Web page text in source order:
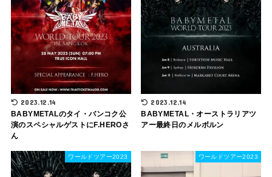
2023.12.14
BABYMETALのタイ・バンコク公
演のスペシャルゲストにF.HEROさ
ん
2023.12.14
BABYMETAL・オーストラリアツ
アー最終日のメルボルン
ワールドツアー2023 ワールドツアー2023